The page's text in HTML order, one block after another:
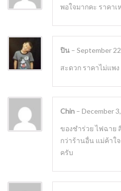
พอใจมากคะ ราคา
ปิน – September
สะดวก ราคาไม่แพง
Chin – December
ของชําร่วย ไฟฉาย
กว่าร้านอื่น แม่ค้าใ
ครับ